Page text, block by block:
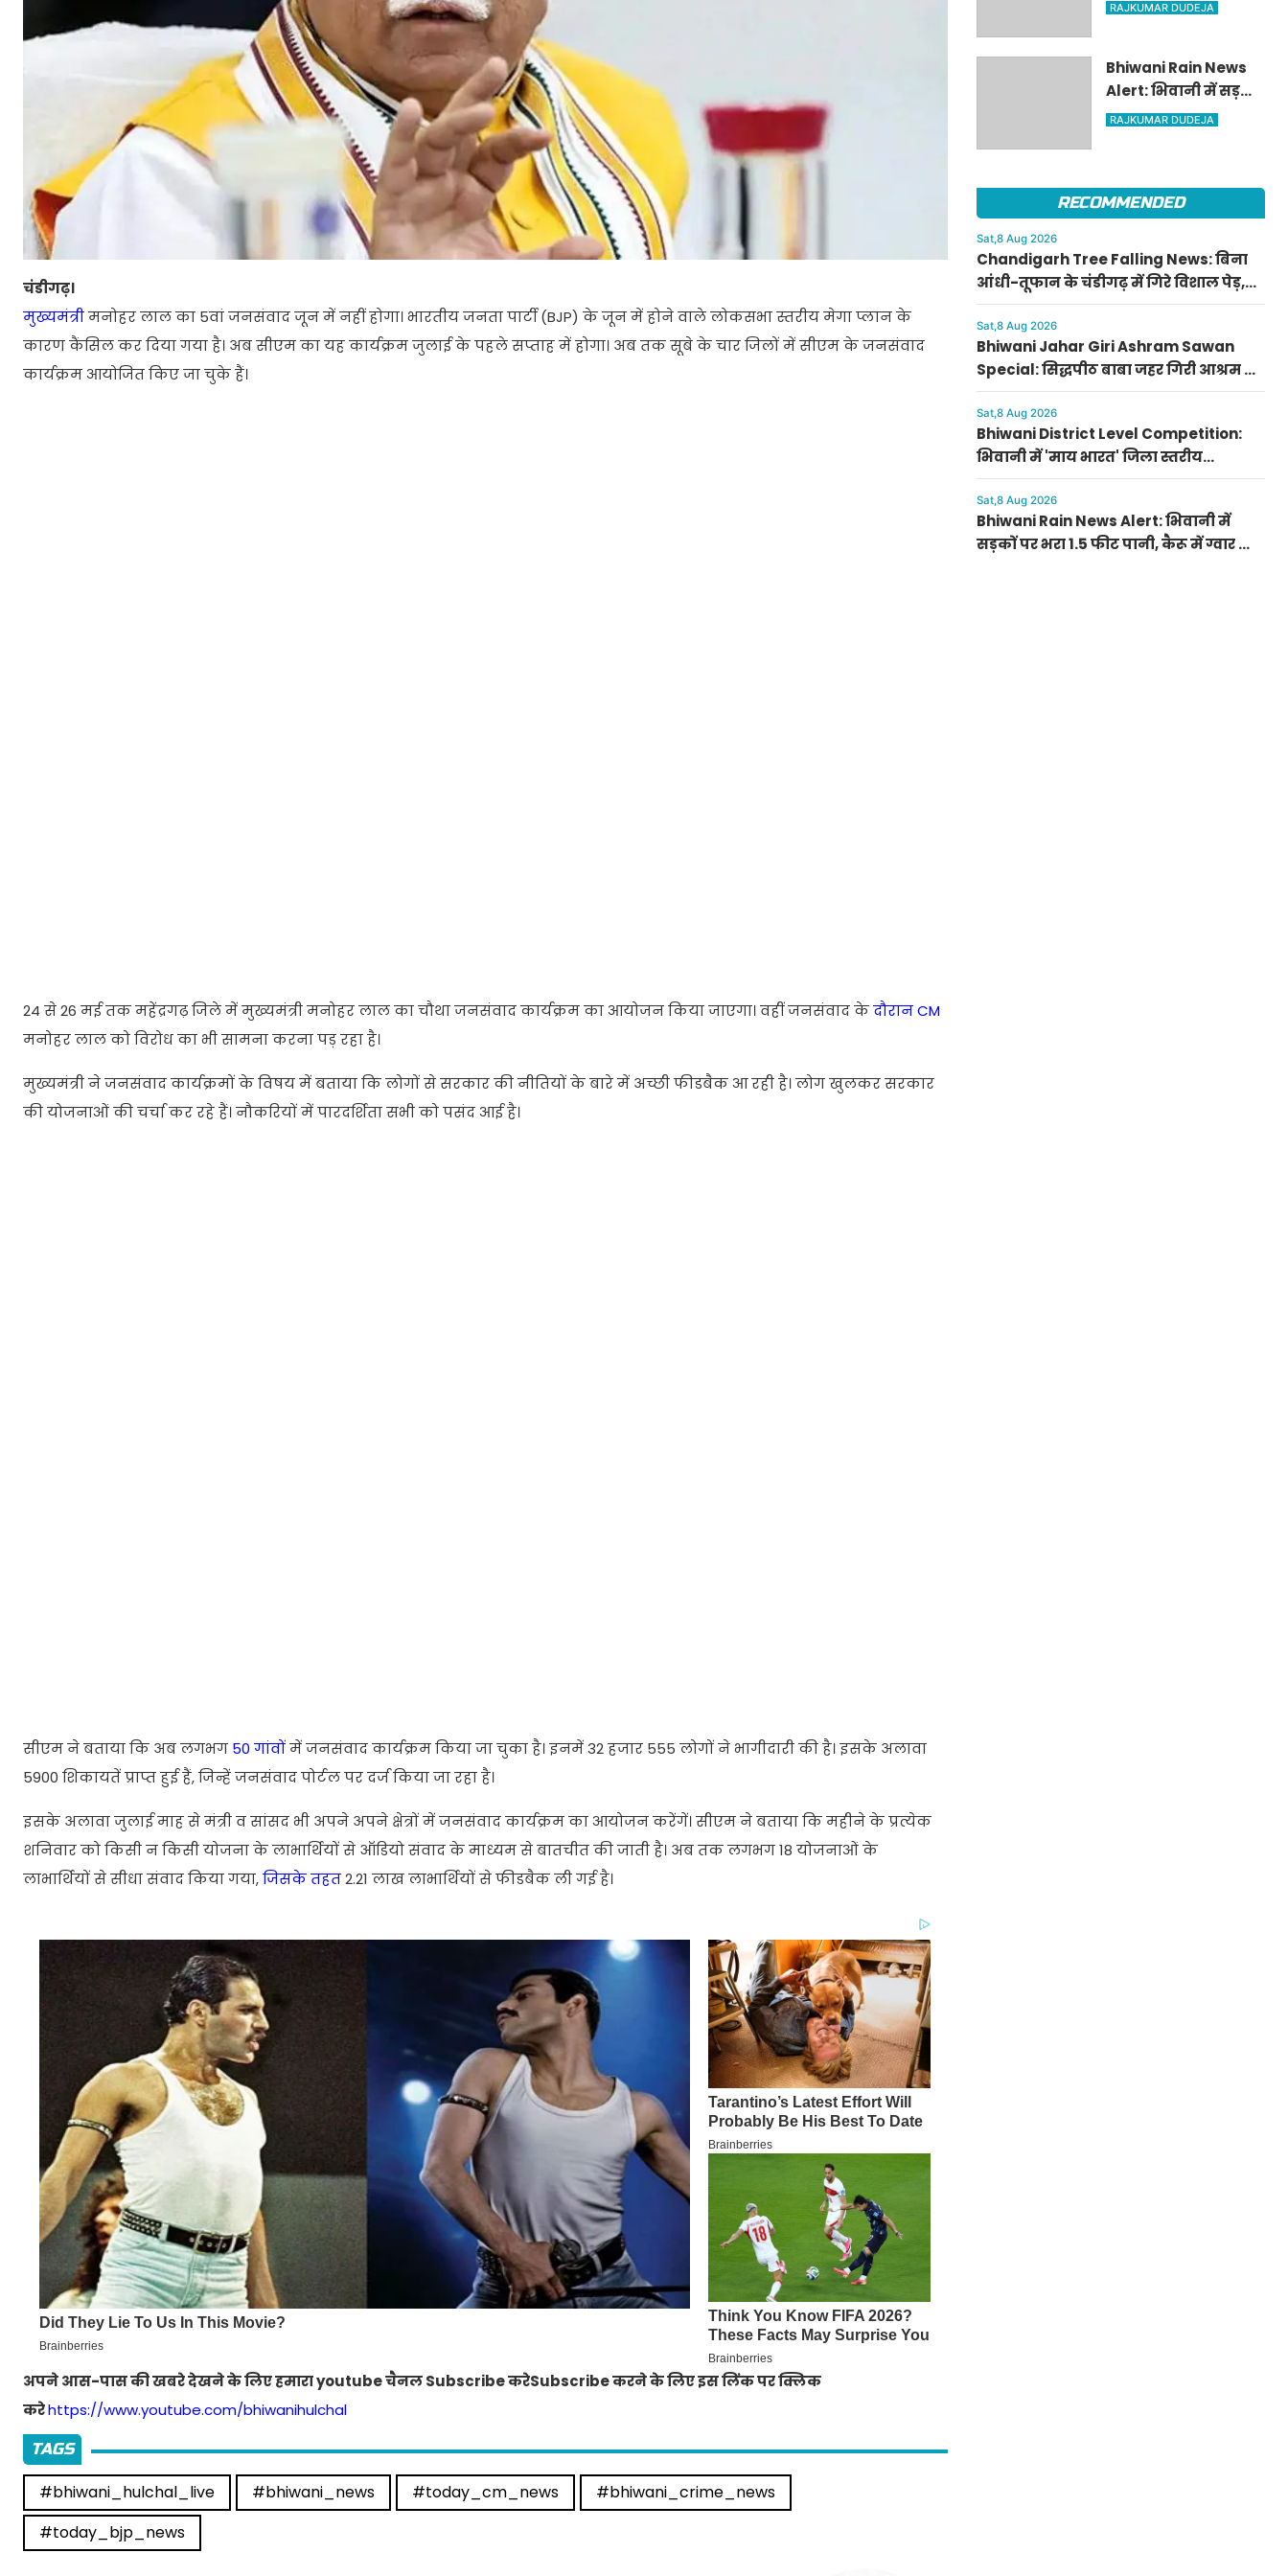
चंडीगढ़।
मुख्यमंत्रीमनोहर लाल का 5वां जनसंवाद जून में नहीं होगा। भारतीय जनता पार्टी (BJP) के जून में होने वाले लोकसभा स्तरीय मेगा प्लान के
कारण कैंसिल कर दिया गया है। अब सीएम का यह कार्यक्रम जुलाई के पहले सप्ताह में होगा। अब तक सूबे के चार जिलों में सीएम के जनसंवाद
कार्यक्रम आयोजित किए जा चुके हैं।
24 से 26 मई तक महेंद्रगढ़ जिले में मुख्यमंत्री मनोहर लाल का चौथा जनसंवाद कार्यक्रम का आयोजन किया जाएगा। वहीं जनसंवाद केदौरान CM
मनोहर लाल को विरोध का भी सामना करना पड़ रहा है।
मुख्यमंत्री ने जनसंवाद कार्यक्रमों के विषय में बताया कि लोगों से सरकार की नीतियों के बारे में अच्छी फीडबैक आ रही है। लोग खुलकर सरकार
की योजनाओं की चर्चा कर रहे हैं। नौकरियों में पारदर्शिता सभी को पसंद आई है।
सीएम ने बताया कि अब लगभग 50 गांवोंमें जनसंवाद कार्यक्रम किया जा चुका है। इनमें 32 हजार 555 लोगों ने भागीदारी की है। इसके अलावा
5900 शिकायतें प्राप्त हुई हैं, जिन्हें जनसंवाद पोर्टल पर दर्ज किया जा रहा है।
इसके अलावा जुलाई माह से मंत्री व सांसद भी अपने अपने क्षेत्रों में जनसंवाद कार्यक्रम का आयोजन करेंगें। सीएम ने बताया कि महीने के प्रत्येक
शनिवार को किसी न किसी योजना के लाभार्थियों से ऑडियो संवाद के माध्यम से बातचीत की जाती है। अब तक लगभग 18 योजनाओं के
लाभार्थियों से सीधा संवाद किया गया,जिसके तहत2.21 लाख लाभार्थियों से फीडबैक ली गई है।
अपने आस-पास की खबरे देखने के लिए हमारा youtube चैनल Subscribe करेSubscribe करने के लिए इस लिंक पर क्लिक
करेhttps://www.youtube.com/bhiwanihulchal
TAGS
#bhiwani_hulchal_live #bhiwani_news #today_cm_news
#bhiwani_crime_news
#today_bjp_news
राहुल और पेंटिंग में राशि
प्रथम
RAJKUMAR DUDEJA
Bhiwani Rain News
Alert: भिवानी में सड़कों
पर भरा 1.5 फीट पानी,
RAJKUMAR DUDEJA
RECOMMENDED
Sat,8 Aug 2026
Chandigarh Tree Falling News: बिना
आंधी-तूफान के चंडीगढ़ में गिरे विशाल पेड़,
हरित विरासत पर मंडराया खतरा
Sat,8 Aug 2026
Bhiwani Jahar Giri Ashram Sawan
Special: सिद्धपीठ बाबा जहर गिरी आश्रम में
सावन की धूम, जानें पारदेश्वर शिवलिंग पूजा
का महत्व
Sat,8 Aug 2026
Bhiwani District Level Competition:
भिवानी में 'माय भारत' जिला स्तरीय
प्रतियोगिता संपन्न, नुक्कड़ नाटक में राहुल
और पेंटिंग में राशि प्रथम
Sat,8 Aug 2026
Bhiwani Rain News Alert: भिवानी में
सड़कों पर भरा 1.5 फीट पानी, कैरू में ग्वार की